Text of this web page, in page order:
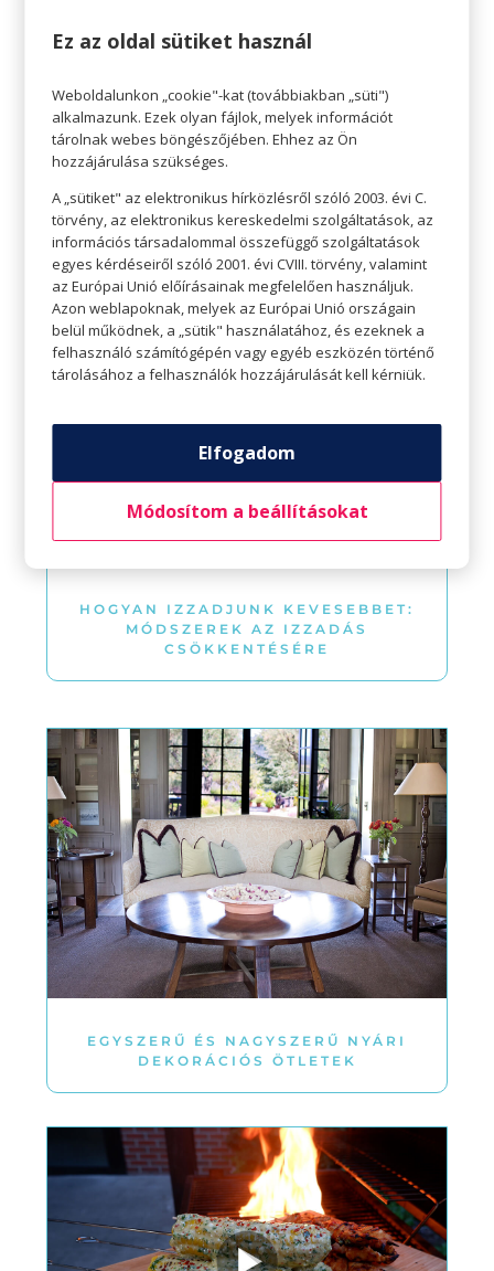
TIPPEK A TÖKÉLETES GRILLEZÉSHEZ
HOGYAN IZZADJUNK KEVESEBBET:
MÓDSZEREK AZ IZZADÁS
CSÖKKENTÉSÉRE
EGYSZERŰ ÉS NAGYSZERŰ NYÁRI
DEKORÁCIÓS ÖTLETEK
Ez az oldal sütiket használ
Weboldalunkon „cookie"-kat (továbbiakban „süti")
alkalmazunk. Ezek olyan fájlok, melyek információt
tárolnak webes böngészőjében. Ehhez az Ön
hozzájárulása szükséges.
A „sütiket" az elektronikus hírközlésről szóló 2003. évi C.
törvény, az elektronikus kereskedelmi szolgáltatások, az
információs társadalommal összefüggő szolgáltatások
egyes kérdéseiről szóló 2001. évi CVIII. törvény, valamint
az Európai Unió előírásainak megfelelően használjuk.
Azon weblapoknak, melyek az Európai Unió országain
belül működnek, a „sütik" használatához, és ezeknek a
felhasználó számítógépén vagy egyéb eszközén történő
tárolásához a felhasználók hozzájárulását kell kérniük.
Elfogadom
Módosítom a beállításokat